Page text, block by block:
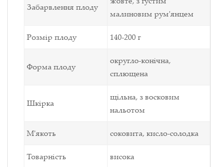
Забарвлення плоду
малиновим рум'янцем
Розмір плоду 140-200 г
Форма плоду
округло-конічна,
сплющена
Шкірка
щільна, з восковим
нальотом
М'якоть соковита, кисло-солодка
Товарність висока